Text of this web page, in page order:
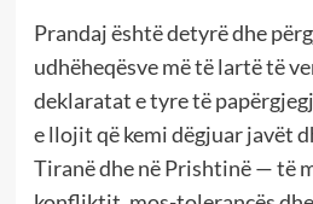
Prandaj është detyrë dhe
udhëheqësve më të lartë të
deklaratat e tyre të
e llojit që kemi dëgjuar javët
Tiranë dhe në Prishtinë — të